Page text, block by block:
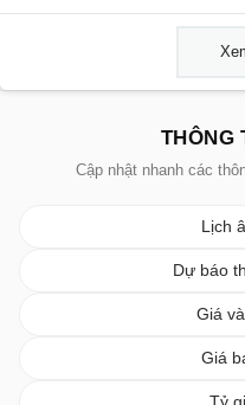
THÔNG
Cập nhật nhanh các
Lịch
Dự báo
Giá
Giá